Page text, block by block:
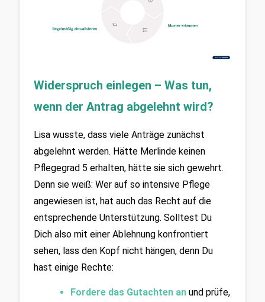
Widerspruch einlegen – Was tun,
wenn der Antrag abgelehnt wird?
Lisa wusste, dass viele Anträge zunächst
abgelehnt werden. Hätte Merlinde keinen
Pflegegrad 5 erhalten, hätte sie sich gewehrt.
Denn sie weiß: Wer auf so intensive Pflege
angewiesen ist, hat auch das Recht auf die
entsprechende Unterstützung. Solltest Du
Dich also mit einer Ablehnung konfrontiert
sehen, lass den Kopf nicht hängen, denn Du
hast einige Rechte:
Fordere das Gutachten an und prüfe,